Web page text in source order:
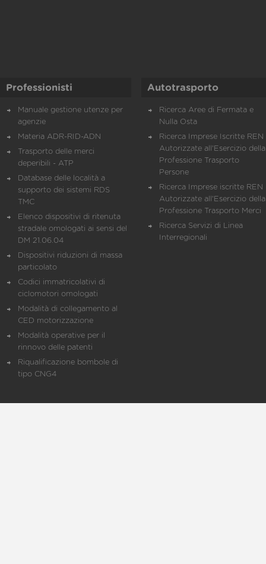
Professionisti
Manuale gestione utenze per
agenzie
Materia ADR-RID-ADN
Trasporto delle merci
deperibili - ATP
Database delle località a
supporto dei sistemi RDS
TMC
Elenco dispositivi di ritenuta
stradale omologati ai sensi del
DM 21.06.04
Dispositivi riduzioni di massa
particolato
Codici immatricolativi di
ciclomotori omologati
Modalità di collegamento al
CED motorizzazione
Modalità operative per il
rinnovo delle patenti
Riqualificazione bombole di
tipo CNG4
Autotrasporto
Ricerca Aree di Fermata e
Nulla Osta
Ricerca Imprese Iscritte REN
Autorizzate all'Esercizio della
Professione Trasporto
Persone
Ricerca Imprese iscritte REN
Autorizzate all'Esercizio della
Professione Trasporto Merci
Ricerca Servizi di Linea
Interregionali